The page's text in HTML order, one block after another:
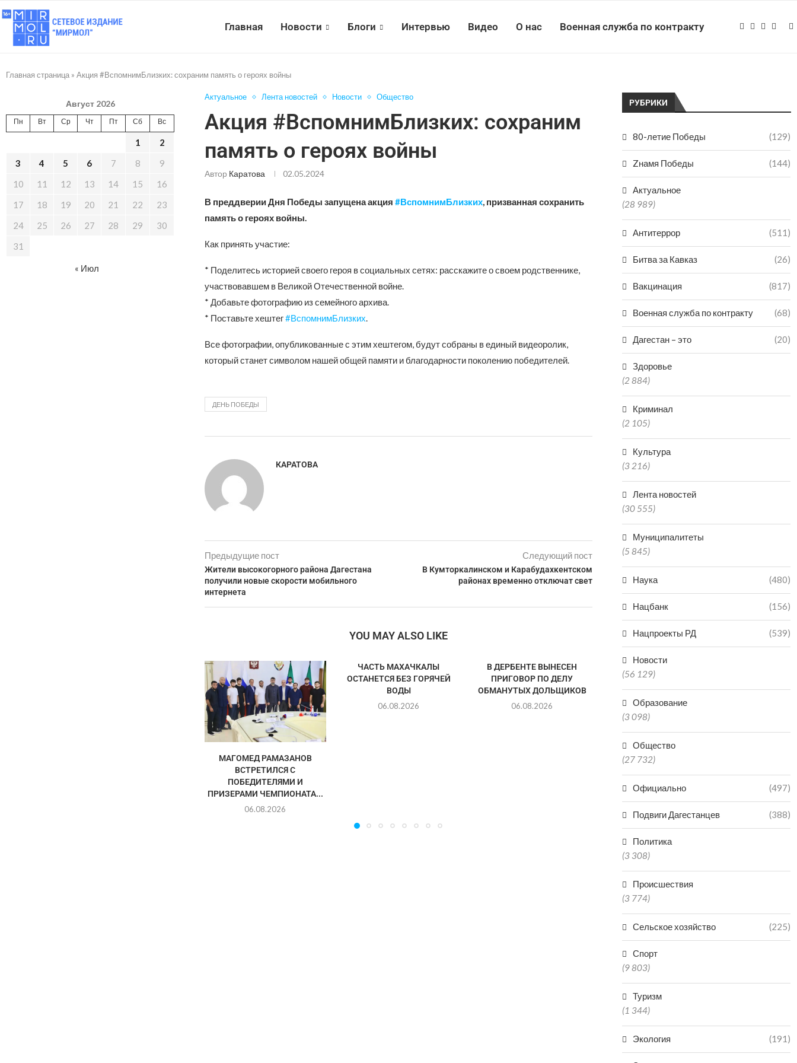
Главная Новости Блоги Интервью Видео О нас Военная служба по контракту
Главная страница » Акция #ВспомнимБлизких: сохраним память о героях войны
Актуальное Лента новостей Новости Общество
Акция #ВспомнимБлизких: сохраним
память о героях войны
Автор Каратова 02.05.2024
В преддверии Дня Победы запущена акция #ВспомнимБлизких, призванная сохранить
память о героях войны.
Как принять участие:
* Поделитесь историей своего героя в социальных сетях: расскажите о своем родственнике,
участвовавшем в Великой Отечественной войне.
* Добавьте фотографию из семейного архива.
* Поставьте хештег#ВспомнимБлизких.
Все фотографии, опубликованные с этим хештегом, будут собраны в единый видеоролик,
который станет символом нашей общей памяти и благодарности поколению победителей.
ДЕНЬ ПОБЕДЫ
КАРАТОВА
Предыдущие пост
Жители высокогорного района Дагестана
получили новые скорости мобильного
интернета
Следующий пост
В Кумторкалинском и Карабудахкентском
районах временно отключат свет
YOU MAY ALSO LIKE
МАГОМЕД РАМАЗАНОВ
ВСТРЕТИЛСЯ С
ПОБЕДИТЕЛЯМИ И
ПРИЗЕРАМИ ЧЕМПИОНАТА...
06.08.2026
ЧАСТЬ МАХАЧКАЛЫ
ОСТАНЕТСЯ БЕЗ ГОРЯЧЕЙ
ВОДЫ
06.08.2026
В ДЕРБЕНТЕ ВЫНЕСЕН
ПРИГОВОР ПО ДЕЛУ
ОБМАНУТЫХ ДОЛЬЩИКОВ
06.08.2026
VR-ТЕХНОЛОГИИ
РУБРИКИ
80-летие Победы (129)
Zнамя Победы (144)
Актуальное
(28 989)
Антитеррор (511)
Битва за Кавказ (26)
Вакцинация (817)
Военная служба по контракту (68)
Дагестан – это (20)
Здоровье
(2 884)
Криминал
(2 105)
Культура
(3 216)
Лента новостей
(30 555)
Муниципалитеты
(5 845)
Наука (480)
Нацбанк (156)
Нацпроекты РД (539)
Новости
(56 129)
Образование
(3 098)
Общество
(27 732)
Официально (497)
Подвиги Дагестанцев (388)
Политика
(3 308)
Происшествия
(3 774)
Сельское хозяйство (225)
Спорт
(9 803)
Туризм
(1 344)
Экология (191)
Август 2026
Пн Вт Ср Чт Пт Сб Вс
1
2
3
4 5 6 7 8
9
10
11 12 13 14 15
16
17
18 19 20 21 22
23
24
25 26 27 28 29
30
31
« Июл